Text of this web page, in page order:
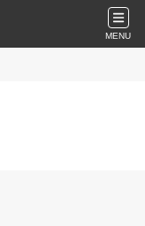
MENU